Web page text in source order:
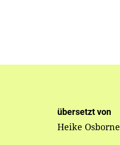
übersetzt von
Heike Osborne